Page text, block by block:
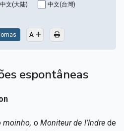
中文(大陆) 中文(台灣)
espontâneas
moinho, oMoniteur de l’Indrede